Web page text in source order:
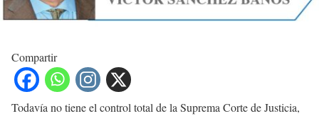
Compartir
Todavía no tiene el control total de la Suprema Corte de Justicia,